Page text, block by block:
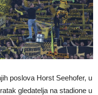
poslova Horst Seehofer, u
gledatelja na stadione u